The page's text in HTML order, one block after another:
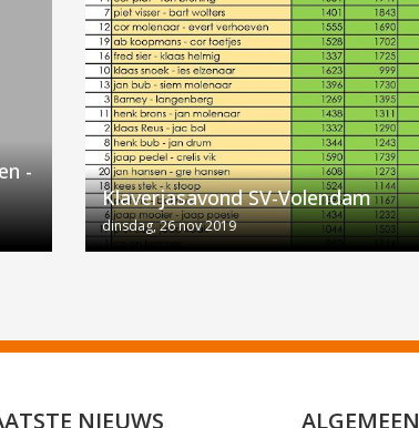
-
Klaverjasavond SV-Volendam
dinsdag, 26 nov 2019
NIEUWS ALGEMEEN